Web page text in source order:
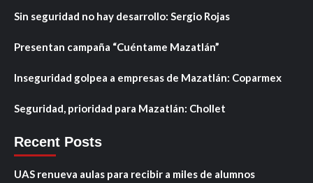
Sin seguridad no hay desarrollo: Sergio Rojas
Presentan campaña “Cuéntame Mazatlán”
Inseguridad golpea a empresas de Mazatlán: Coparmex
Seguridad, prioridad para Mazatlán: Chollet
Recent Posts
UAS renueva aulas para recibir a miles de alumnos